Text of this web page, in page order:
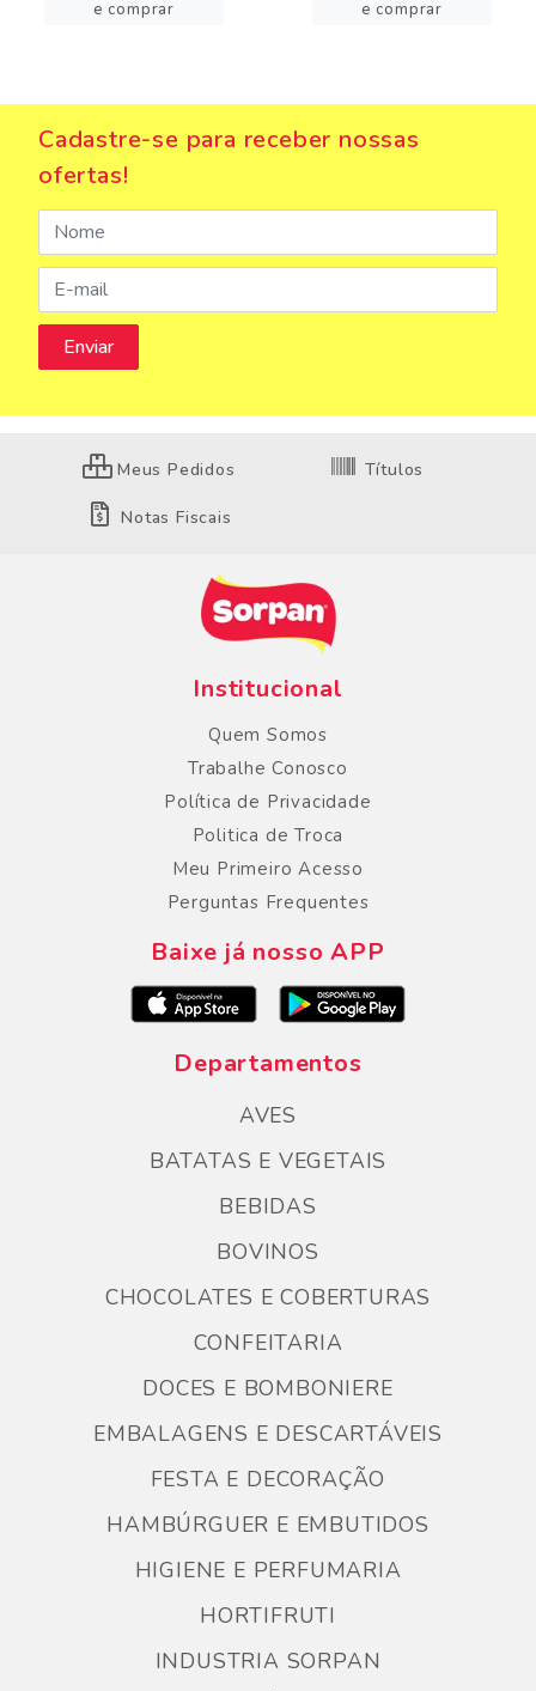
e comprar
e comprar
Cadastre-se para receber nossas
ofertas!
Meus Pedidos Títulos
Notas Fiscais
Institucional
Quem Somos
Trabalhe Conosco
Política de Privacidade
Politica de Troca
Meu Primeiro Acesso
Perguntas Frequentes
Baixe já nosso APP
Departamentos
AVES
BATATAS E VEGETAIS
BEBIDAS
BOVINOS
CHOCOLATES E COBERTURAS
CONFEITARIA
DOCES E BOMBONIERE
EMBALAGENS E DESCARTÁVEIS
FESTA E DECORAÇÃO
HAMBÚRGUER E EMBUTIDOS
HIGIENE E PERFUMARIA
HORTIFRUTI
INDUSTRIA SORPAN